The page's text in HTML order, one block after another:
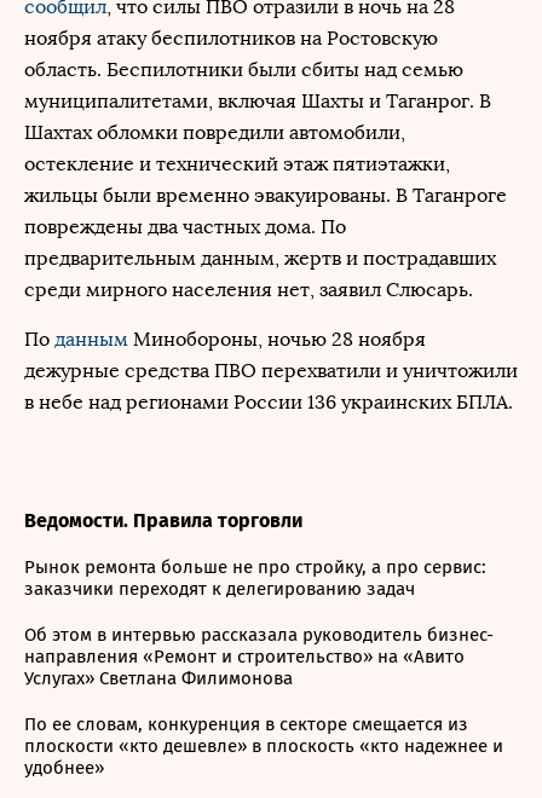
сообщил, что силы ПВО отразили в ночь на 28
ноября атаку беспилотников на Ростовскую
область. Беспилотники были сбиты над семью
муниципалитетами, включая Шахты и Таганрог. В
Шахтах обломки повредили автомобили,
остекление и технический этаж пятиэтажки,
жильцы были временно эвакуированы. В Таганроге
повреждены два частных дома. По
предварительным данным, жертв и пострадавших
среди мирного населения нет, заявил Слюсарь.
По данным Минобороны, ночью 28 ноября
дежурные средства ПВО перехватили и уничтожили
в небе над регионами России 136 украинских БПЛА.
Ведомости. Правила торговли
Рынок ремонта больше не про стройку, а про сервис:
заказчики переходят к делегированию задач
Об этом в интервью рассказала руководитель бизнес-
направления «Ремонт и строительство» на «Авито
Услугах» Светлана Филимонова
По ее словам, конкуренция в секторе смещается из
плоскости «кто дешевле» в плоскость «кто надежнее и
удобнее»